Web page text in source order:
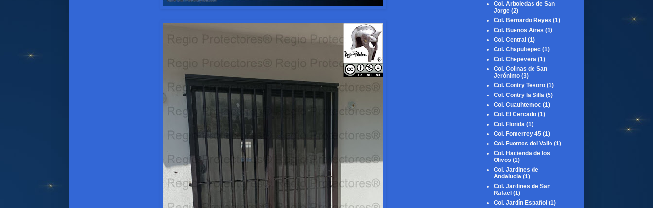
Col. Arboledas de San
Jorge (2)
Col. Bernardo Reyes (1)
Col. Buenos Aires (1)
Col. Central (1)
Col. Chapultepec (1)
Col. Chepevera (1)
Col. Colinas de San
Jerónimo (3)
Col. Contry Tesoro (1)
Col. Contry la Silla (5)
Col. Cuauhtemoc (1)
Col. El Cercado (1)
Col. Florida (1)
Col. Fomerrey 45 (1)
Col. Fuentes del Valle (1)
Col. Hacienda de los
Olivos (1)
Col. Jardines de
Andalucia (1)
Col. Jardines de San
Rafael (1)
Col. Jardín Español (1)